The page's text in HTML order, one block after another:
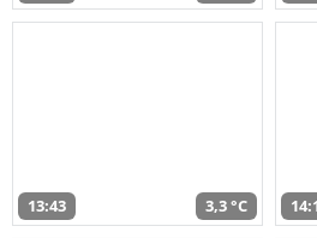
13:43 3,3 °C